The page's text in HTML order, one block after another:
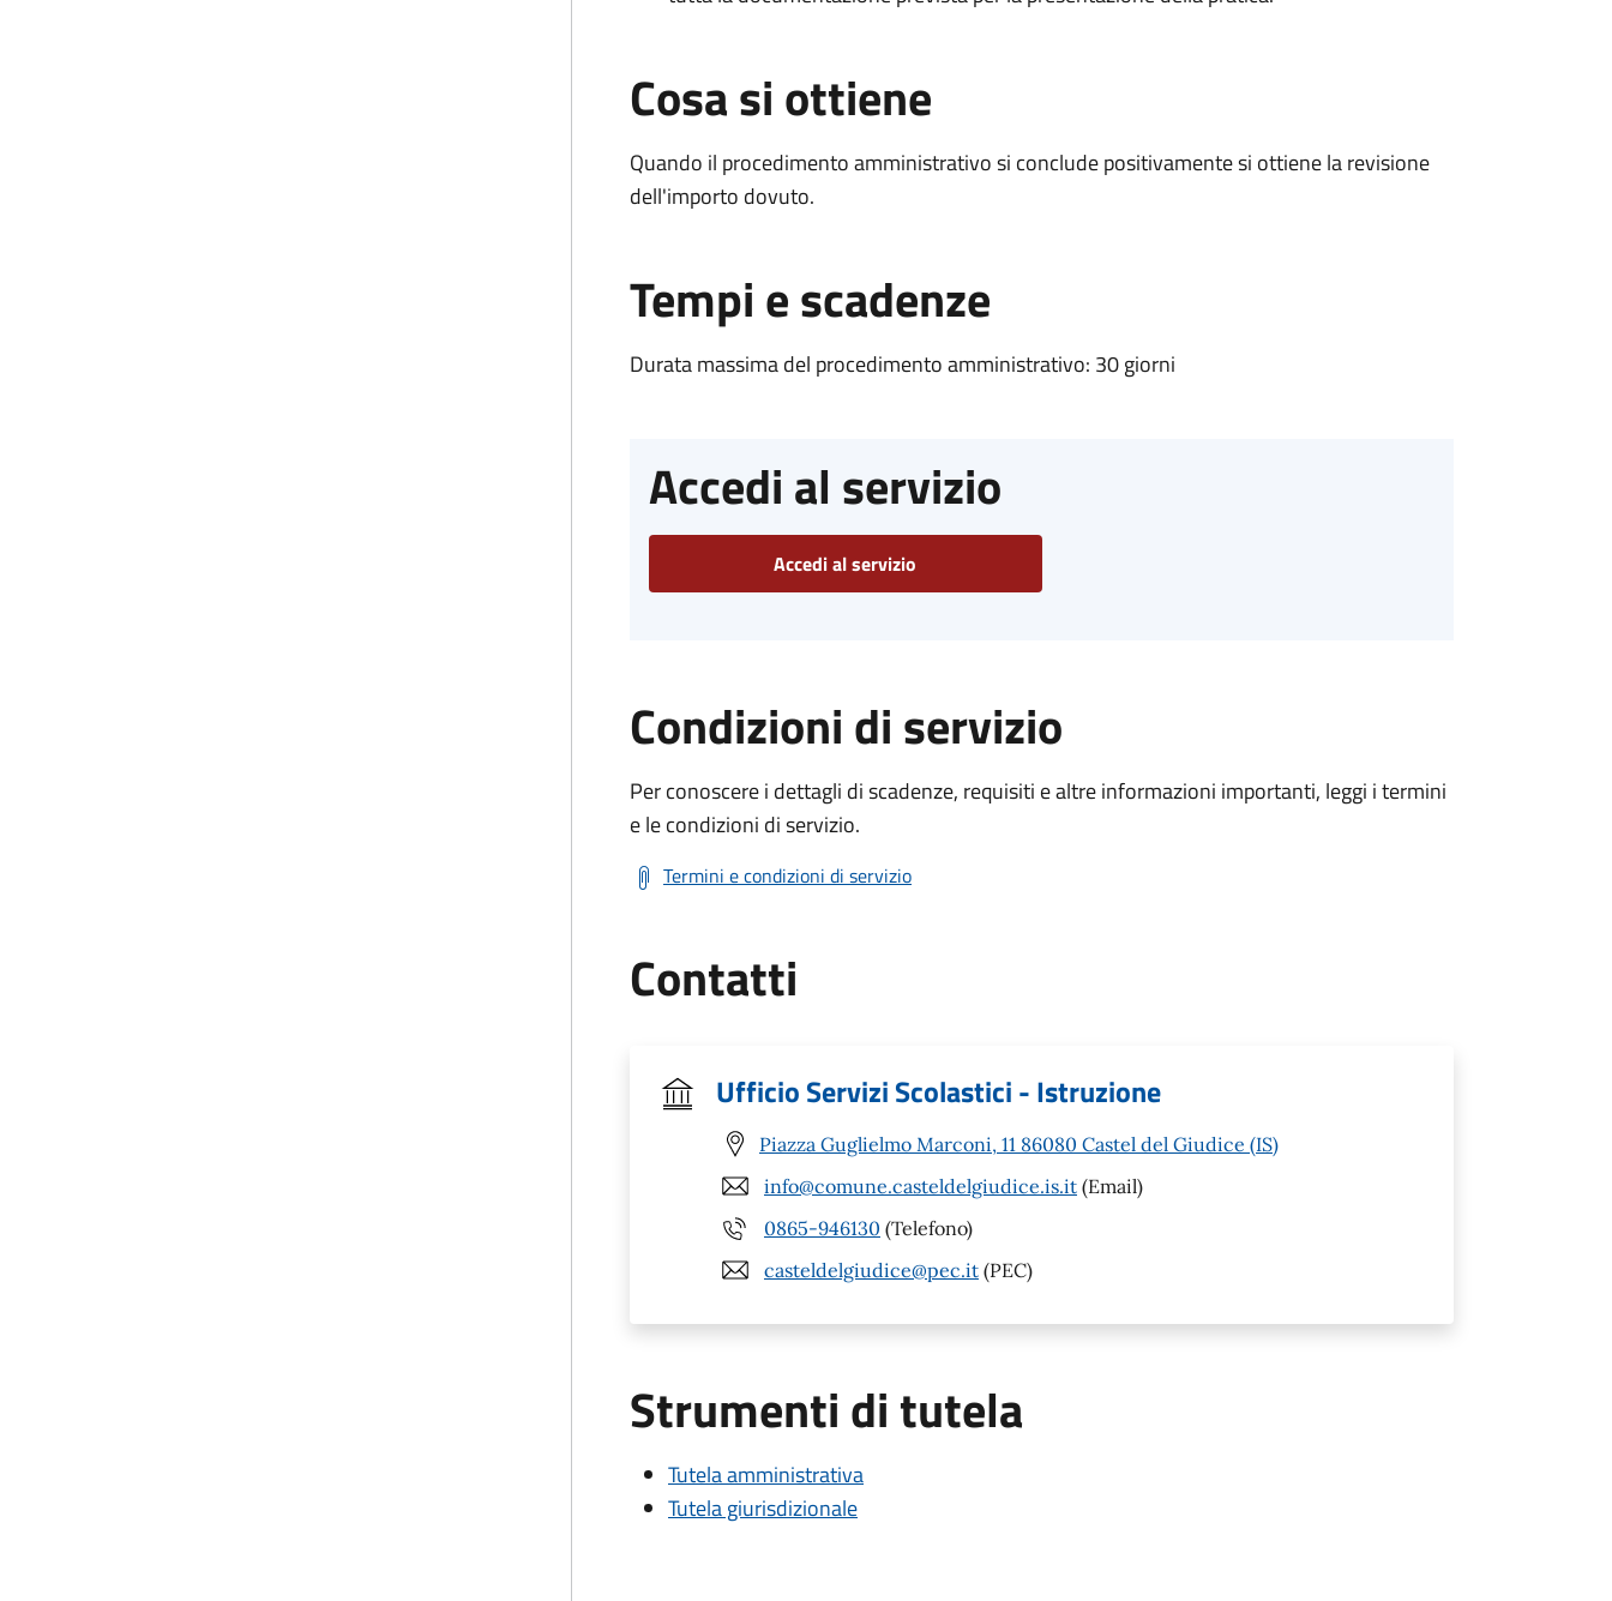
Cosa si ottiene
Quando il procedimento amministrativo si conclude positivamente si ottiene la revisione
dell'importo dovuto.
Tempi e scadenze
Durata massima del procedimento amministrativo: 30 giorni
Accedi al servizio
Accedi al servizio
Condizioni di servizio
Per conoscere i dettagli di scadenze, requisiti e altre informazioni importanti, leggi i termini
e le condizioni di servizio.
Termini e condizioni di servizio
Contatti
Ufficio Servizi Scolastici - Istruzione
Piazza Guglielmo Marconi, 11 86080 Castel del Giudice (IS)
info@comune.casteldelgiudice.is.it (Email)
0865-946130 (Telefono)
casteldelgiudice@pec.it (PEC)
Strumenti di tutela
Tutela amministrativa
Tutela giurisdizionale